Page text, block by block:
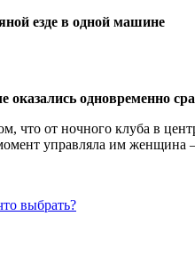
одновременно
что от ночного клуба в
управляла им
выбрать?